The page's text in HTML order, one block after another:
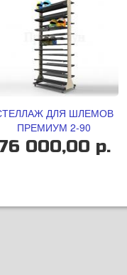
ДЛЯ ШЛЕМОВ
ПРЕМИУМ 2-90
000,00 р.